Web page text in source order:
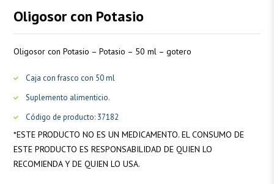
Oligosor con Potasio
Oligosor con Potasio – Potasio – 50 ml – gotero
Caja con frasco con 50 ml
Suplemento alimenticio.
Código de producto: 37182
*ESTE PRODUCTO NO ES UN MEDICAMENTO. EL CONSUMO DE
ESTE PRODUCTO ES RESPONSABILIDAD DE QUIEN LO
RECOMIENDA Y DE QUIEN LO USA.